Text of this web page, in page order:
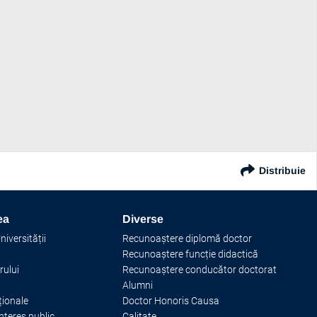
Distribuie
Diverse
Recunoaștere diplomă doctor
Recunoaștere funcție didactică
Recunoaștere conducător doctorat
Alumni
Doctor Honoris Causa